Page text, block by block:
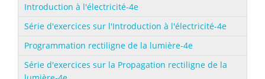
Introduction à l'électricité-4e
Série d'exercices sur l'Introduction à l'électricité-4e
Programmation rectiligne de la lumière-4e
Série d'exercices sur la Propagation rectiligne de la